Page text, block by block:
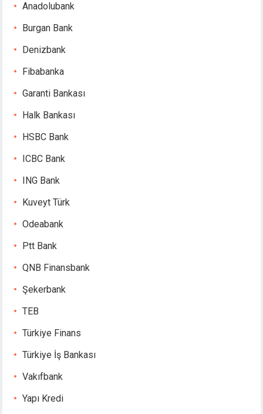
Anadolubank
Burgan Bank
Denizbank
Fibabanka
Garanti Bankası
Halk Bankası
HSBC Bank
ICBC Bank
ING Bank
Kuveyt Türk
Odeabank
Ptt Bank
QNB Finansbank
Şekerbank
TEB
Türkiye Finans
Türkiye İş Bankası
Vakıfbank
Yapı Kredi